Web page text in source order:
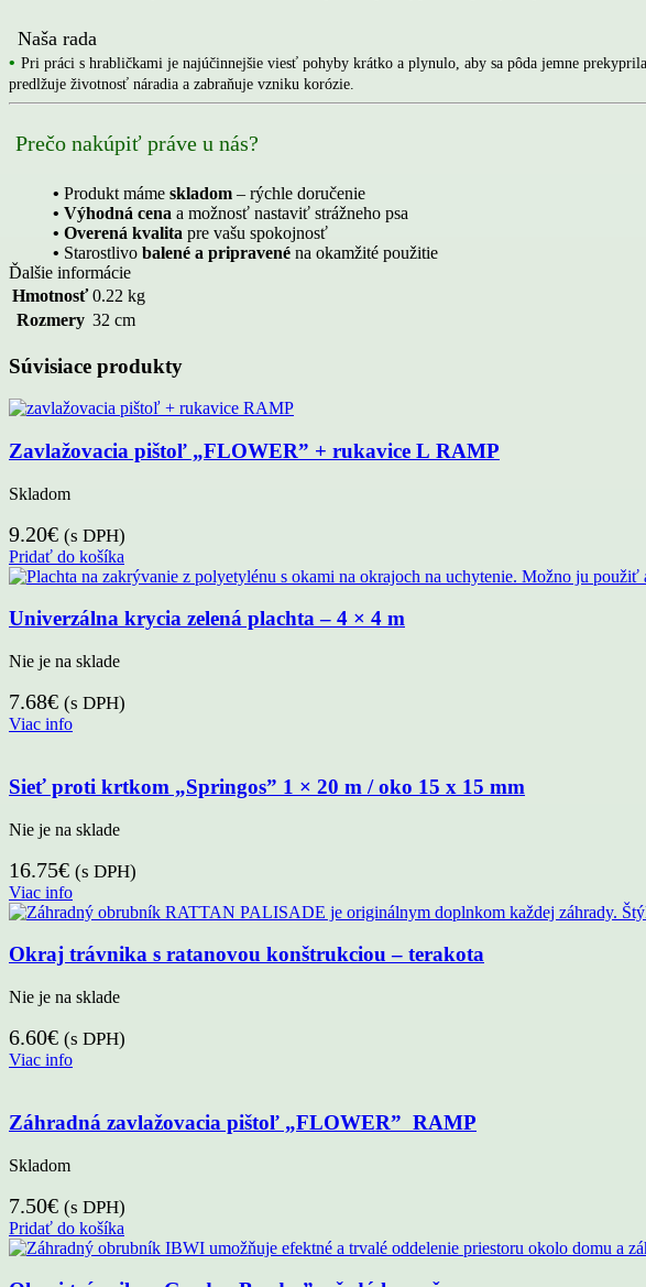
Naša rada
• Pri práci s hrabličkami je najúčinnejšie viesť pohyby krátko a plynulo, aby sa pôda jemne
predlžuje životnosť náradia a zabraňuje vzniku korózie.
Prečo nakúpiť práve u nás?
• Produkt máme skladom – rýchle doručenie
• Výhodná cena a možnosť nastaviť strážneho psa
• Overená kvalita pre vašu spokojnosť
• Starostlivo balené a pripravené na okamžité použitie
Ďalšie informácie
Hmotnosť 0.22 kg
Rozmery 32 cm
Súvisiace produkty
Zavlažovacia pištoľ „FLOWER” + rukavice L RAMP
Skladom
9.20€ (s DPH)
Pridať do košíka
Univerzálna krycia zelená plachta – 4 × 4 m
Nie je na sklade
7.68€ (s DPH)
Viac info
Sieť proti krtkom „Springos” 1 × 20 m / oko 15 x 15 mm
Nie je na sklade
16.75€ (s DPH)
Viac info
Okraj trávnika s ratanovou konštrukciou – terakota
Nie je na sklade
6.60€ (s DPH)
Viac info
Záhradná zavlažovacia pištoľ „FLOWER” RAMP
Skladom
7.50€ (s DPH)
Pridať do košíka